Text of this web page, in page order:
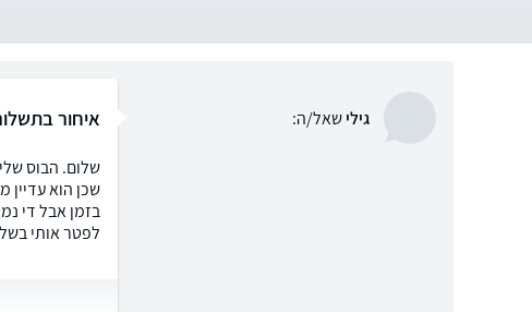
גילישאל/ה: איחור
שלום. הבוס
שכן הוא עדיין
בזמן אבל די
לפטר אותי